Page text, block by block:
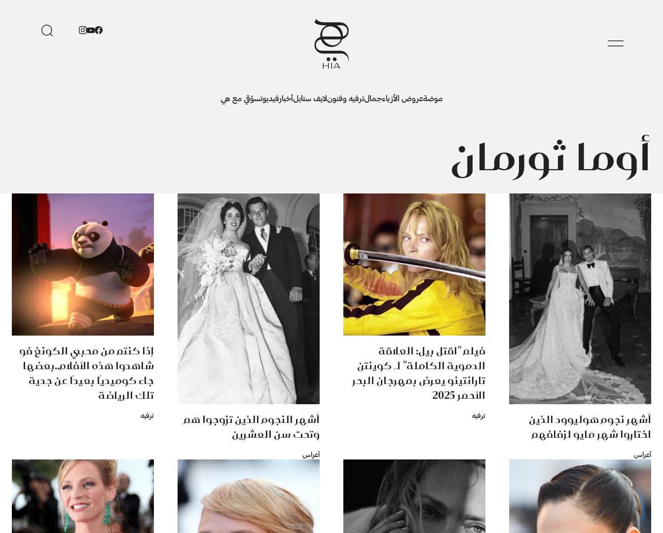
موضةعروض الأزياءجمالترفيه وفنونلايف ستايلأخبارفيديوتسوّقي مع هي
أوما ثورمان
أشهر نجوم هوليوود الذين
اختاروا شهر مايو لزفافهم
أعراس
فيلم "اقتل بيل: العلاقة
الدموية الكاملة" لـ كوينتن
تارانتينو يعرض بمهرجان البحر
الأحمر 2025
ترفيه
أشهر النجوم الذين تزوجوا هم
وتحت سن العشرين
أعراس
إذا كنتم من محبي الكونغ فو
شاهدوا هذه الأفلام..بعضها
جاء كوميديًا بعيدًا عن جدية
تلك الرياضة
ترفيه